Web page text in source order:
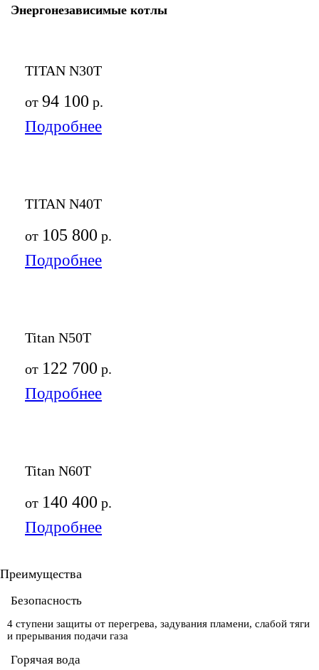
Энергонезависимые котлы
TITAN N30T
от 94 100 р.
Подробнее
TITAN N40T
от 105 800 р.
Подробнее
Titan N50T
от 122 700 р.
Подробнее
Titan N60T
от 140 400 р.
Подробнее
Преимущества
Безопасность
4 ступени защиты от перегрева, задувания пламени, слабой тяги
и прерывания подачи газа
Горячая вода